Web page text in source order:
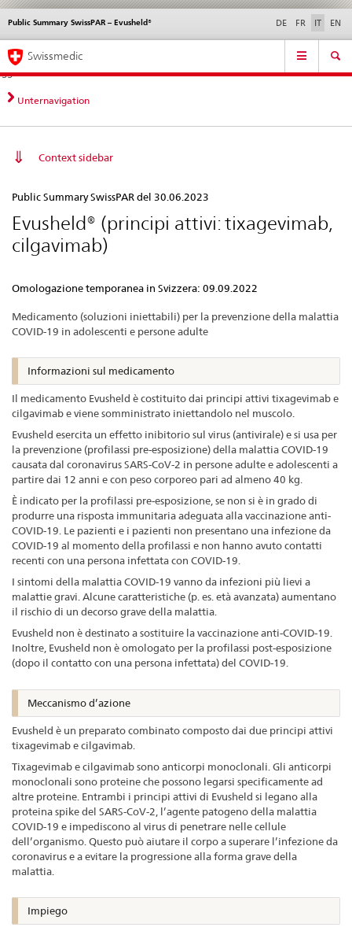
Navigazione
diretta:
novità,
aspetti
contatto
Novità &
norme
Contatto | Supporto &
aiuto
Public Summary SwissPAR – Evusheld® DE FR IT EN
Service
Navigation
Swissmedic
Unternavigation
Context sidebar
Summary
SwissPAR
–
Public Summary SwissPAR del 30.06.2023
Evusheld® (principi attivi: tixagevimab,
cilgavimab)
Omologazione temporanea in Svizzera: 09.09.2022
Medicamento (soluzioni iniettabili) per la prevenzione della malattia
COVID-19 in adolescenti e persone adulte
Informazioni sul medicamento
Il medicamento Evusheld è costituito dai principi attivi tixagevimab e
cilgavimab e viene somministrato iniettandolo nel muscolo.
Evusheld esercita un effetto inibitorio sul virus (antivirale) e si usa per
la prevenzione (profilassi pre-esposizione) della malattia COVID-19
causata dal coronavirus SARS-CoV-2 in persone adulte e adolescenti a
partire dai 12 anni e con peso corporeo pari ad almeno 40 kg.
È indicato per la profilassi pre-esposizione, se non si è in grado di
produrre una risposta immunitaria adeguata alla vaccinazione anti-
COVID-19. Le pazienti e i pazienti non presentano una infezione da
COVID-19 al momento della profilassi e non hanno avuto contatti
recenti con una persona infettata con COVID-19.
I sintomi della malattia COVID-19 vanno da infezioni più lievi a
malattie gravi. Alcune caratteristiche (p. es. età avanzata) aumentano
il rischio di un decorso grave della malattia.
Evusheld non è destinato a sostituire la vaccinazione anti-COVID-19.
Inoltre, Evusheld non è omologato per la profilassi post-esposizione
(dopo il contatto con una persona infettata) del COVID-19.
Meccanismo d’azione
Evusheld è un preparato combinato composto dai due principi attivi
tixagevimab e cilgavimab.
Tixagevimab e cilgavimab sono anticorpi monoclonali. Gli anticorpi
monoclonali sono proteine che possono legarsi specificamente ad
altre proteine. Entrambi i principi attivi di Evusheld si legano alla
proteina spike del SARS-CoV-2, l’agente patogeno della malattia
COVID-19 e impediscono al virus di penetrare nelle cellule
dell’organismo. Questo può aiutare il corpo a superare l’infezione da
coronavirus e a evitare la progressione alla forma grave della
malattia.
Impiego